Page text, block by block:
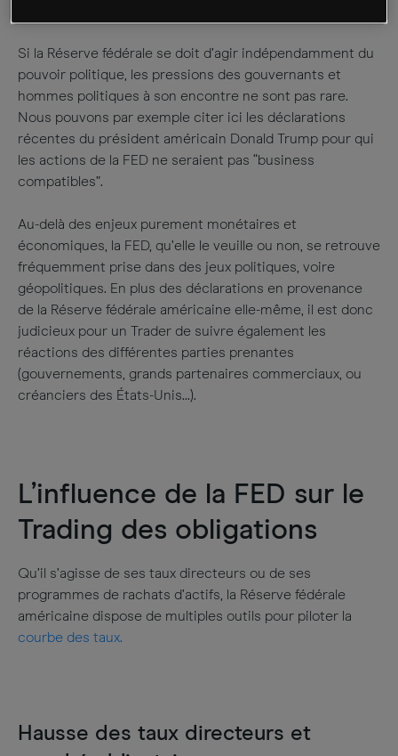
Si la Réserve fédérale se doit d’agir indépendamment du
pouvoir politique, les pressions des gouvernants et
hommes politiques à son encontre ne sont pas rare.
Nous pouvons par exemple citer ici les déclarations
récentes du président américain Donald Trump pour qui
les actions de la FED ne seraient pas “business
compatibles”.
Au-delà des enjeux purement monétaires et
économiques, la FED, qu’elle le veuille ou non, se retrouve
fréquemment prise dans des jeux politiques, voire
géopolitiques. En plus des déclarations en provenance
de la Réserve fédérale américaine elle-même, il est donc
judicieux pour un Trader de suivre également les
réactions des différentes parties prenantes
(gouvernements, grands partenaires commerciaux, ou
créanciers des États-Unis...).
L’influence de la FED sur le
Trading des obligations
Qu’il s’agisse de ses taux directeurs ou de ses
programmes de rachats d’actifs, la Réserve fédérale
américaine dispose de multiples outils pour piloter la
courbe des taux.
Hausse des taux directeurs et